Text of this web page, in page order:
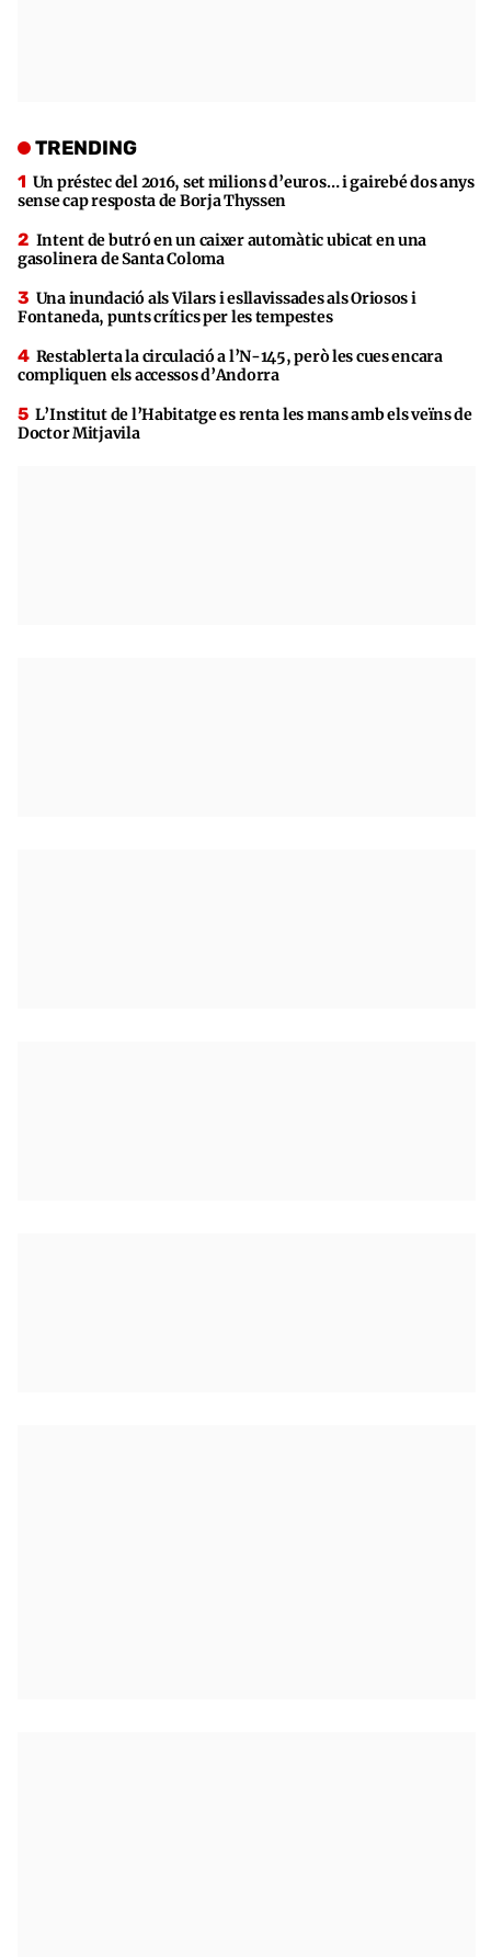
TRENDING
Un préstec del 2016, set milions d’euros… i gairebé dos anys
sense cap resposta de Borja Thyssen
Intent de butró en un caixer automàtic ubicat en una
gasolinera de Santa Coloma
Una inundació als Vilars i esllavissades als Oriosos i
Fontaneda, punts crítics per les tempestes
Restablerta la circulació a l’N-145, però les cues encara
compliquen els accessos d’Andorra
L’Institut de l’Habitatge es renta les mans amb els veïns de
Doctor Mitjavila